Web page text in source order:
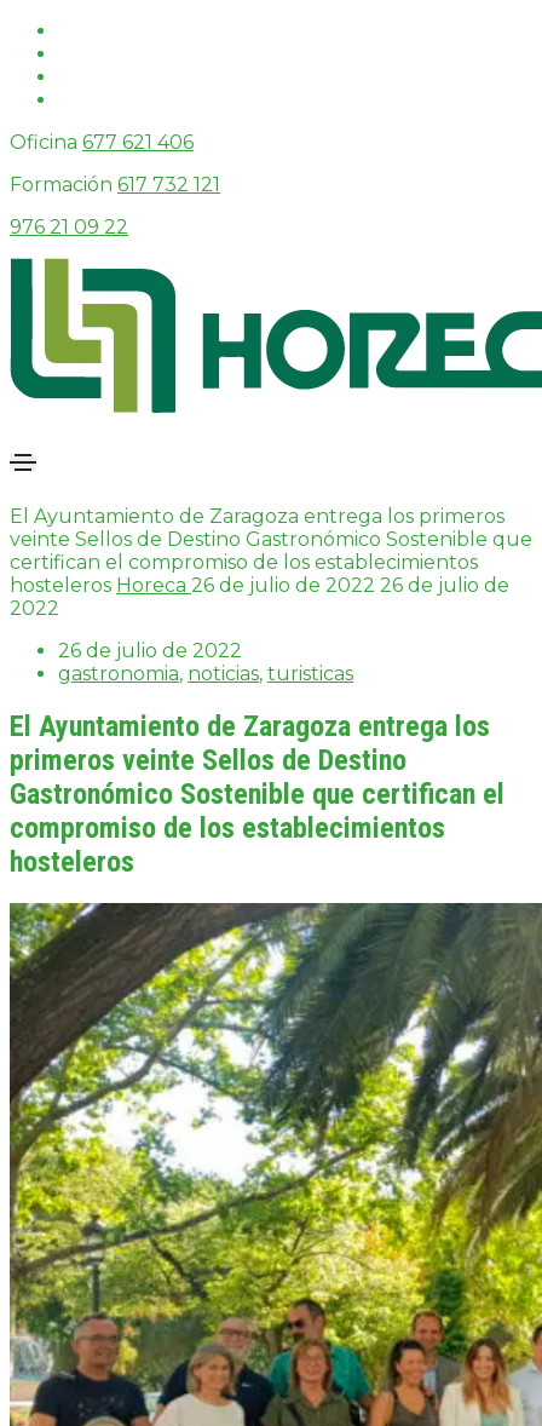
Oficina 677 621 406
Formación 617 732 121
976 21 09 22
El Ayuntamiento de Zaragoza entrega los primeros
veinte Sellos de Destino Gastronómico Sostenible que
certifican el compromiso de los establecimientos
hosteleros Horeca 26 de julio de 2022 26 de julio de
2022
26 de julio de 2022
gastronomia, noticias, turisticas
El Ayuntamiento de Zaragoza entrega los
primeros veinte Sellos de Destino
Gastronómico Sostenible que certifican el
compromiso de los establecimientos
hosteleros